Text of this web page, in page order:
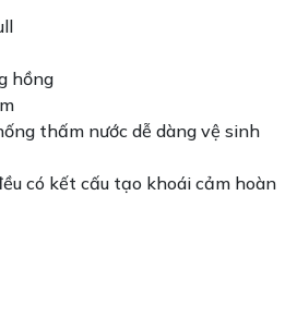
hồng
thấm nước dễ dàng vệ sinh
có kết cấu tạo khoái cảm hoàn